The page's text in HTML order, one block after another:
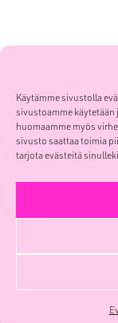
Käytämme sivustolla
sivustoamme
huomaamme myös
sivusto saattaa toimia
tarjota evästeitä
POOL Verk
Y-tunnus